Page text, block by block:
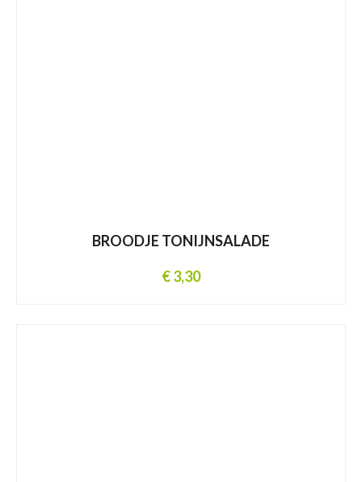
BROODJE TONIJNSALADE
€ 3,30